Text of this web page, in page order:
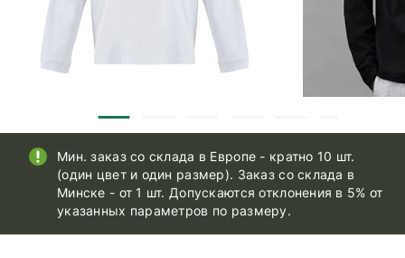
Мин. заказ со склада в Европе - кратно 10 шт.
(один цвет и один размер). Заказ со склада в
Минске - от 1 шт. Допускаются отклонения в 5% от
указанных параметров по размеру.